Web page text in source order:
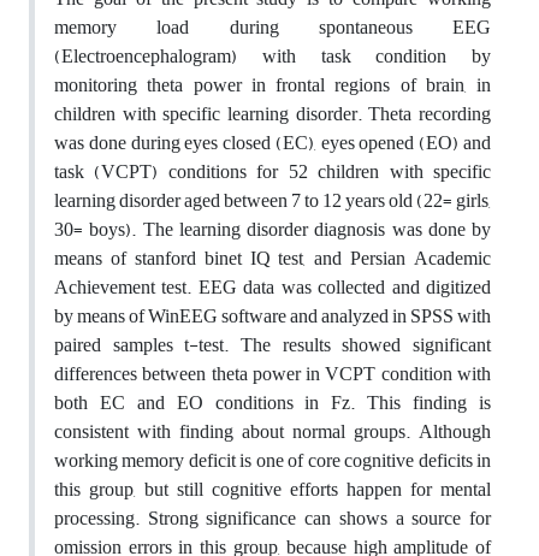
memory load during spontaneous EEG
(Electroencephalogram) with task condition by
monitoring theta power in frontal regions of brain, in
children with specific learning disorder. Theta recording
was done during eyes closed (EC), eyes opened (EO) and
task (VCPT) conditions for 52 children with specific
learning disorder aged between 7 to 12 years old (22= girls,
30= boys). The learning disorder diagnosis was done by
means of stanford binet IQ test, and Persian Academic
Achievement test. EEG data was collected and digitized
by means of WinEEG software and analyzed in SPSS with
paired samples t-test. The results showed significant
differences between theta power in VCPT condition with
both EC and EO conditions in Fz. This finding is
consistent with finding about normal groups. Although
working memory deficit is one of core cognitive deficits in
this group, but still cognitive efforts happen for mental
processing. Strong significance can shows a source for
omission errors in this group, because high amplitude of